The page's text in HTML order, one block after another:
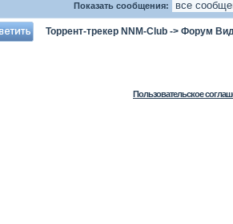
Показать сообщения:
Торрент-трекер NNM-Club -> Форум
Пользовательское